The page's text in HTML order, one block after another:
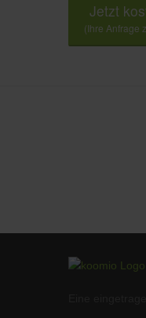
Jetzt
(Ihre Anfrage